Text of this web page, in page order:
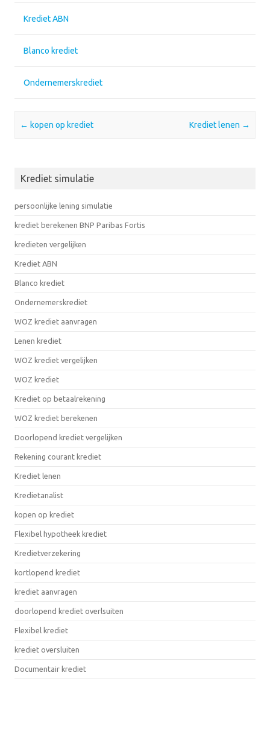
Krediet ABN
Blanco krediet
Ondernemerskrediet
Post navigation
← kopen op krediet Krediet lenen →
Krediet simulatie
persoonlijke lening simulatie
krediet berekenen BNP Paribas Fortis
kredieten vergelijken
Krediet ABN
Blanco krediet
Ondernemerskrediet
WOZ krediet aanvragen
Lenen krediet
WOZ krediet vergelijken
WOZ krediet
Krediet op betaalrekening
WOZ krediet berekenen
Doorlopend krediet vergelijken
Rekening courant krediet
Krediet lenen
Kredietanalist
kopen op krediet
Flexibel hypotheek krediet
Kredietverzekering
kortlopend krediet
krediet aanvragen
doorlopend krediet overlsuiten
Flexibel krediet
krediet oversluiten
Documentair krediet